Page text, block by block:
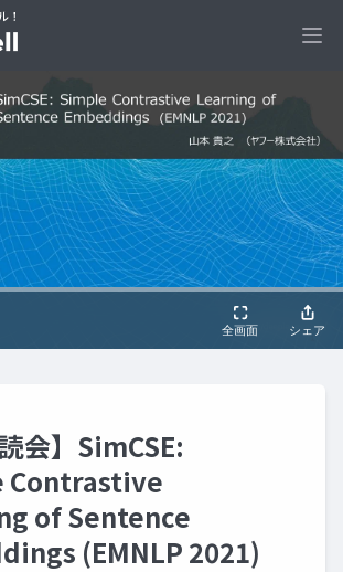
読会】SimCSE:
Contrastive
of Sentence
(EMNLP 2021)